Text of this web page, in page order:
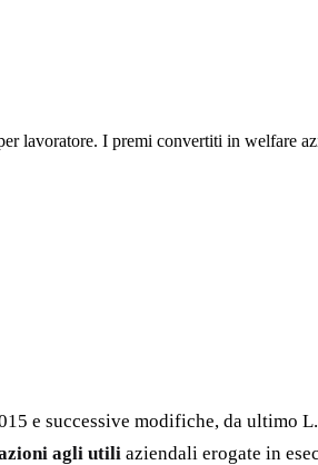
lavoratore. I premi convertiti in welfare
e successive modifiche, da ultimo
agli utili aziendali erogate in